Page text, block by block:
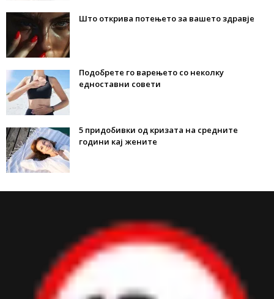
Што открива потењето за вашето здравје
Подобрете го варењето со неколку
едноставни совети
5 придобивки од кризата на средните
години кај жените